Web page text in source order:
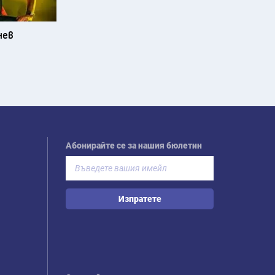
Абонирайте се за нашия бюлетин
Изпратете